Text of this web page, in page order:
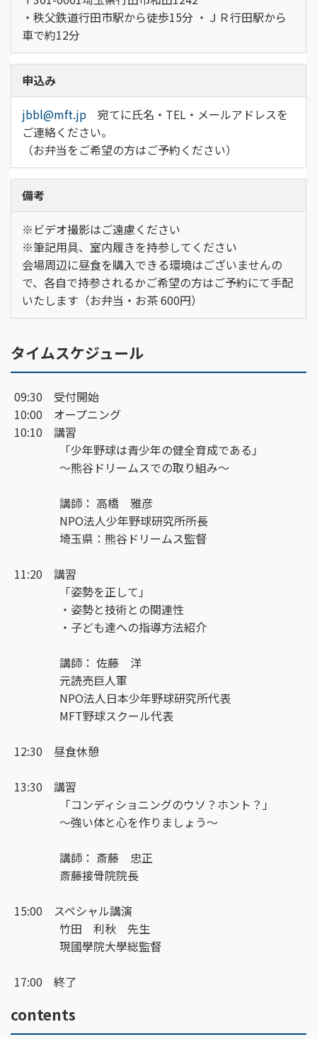
・秩父鉄道行田市駅から徒歩15分 ・ＪＲ行田駅から
車で約12分
申込み
jbbl@mft.jp 宛てに氏名・TEL・メールアドレスを
ご連絡ください。
（お弁当をご希望の方はご予約ください）
備考
※ビデオ撮影はご遠慮ください
※筆記用具、室内履きを持参してください
会場周辺に昼食を購入できる環境はございませんの
で、各自で持参されるかご希望の方はご予約にて手配
いたします（お弁当・お茶 600円）
タイムスケジュール
09:30 受付開始
10:00 オープニング
10:10 講習
「少年野球は青少年の健全育成である」
～熊谷ドリームスでの取り組み～
講師： 高橋 雅彦
NPO法人少年野球研究所所長
埼玉県：熊谷ドリームス監督
11:20 講習
「姿勢を正して」
・姿勢と技術との関連性
・子ども達への指導方法紹介
講師： 佐藤 洋
元読売巨人軍
NPO法人日本少年野球研究所代表
MFT野球スクール代表
12:30 昼食休憩
13:30 講習
「コンディショニングのウソ？ホント？」
～強い体と心を作りましょう～
講師： 斎藤 忠正
斎藤接骨院院長
15:00 スペシャル講演
竹田 利秋 先生
現國學院大學総監督
17:00 終了
contents